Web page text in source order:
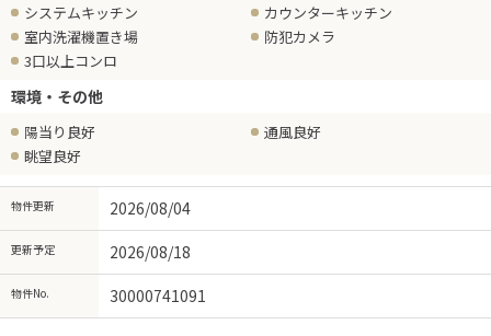
システムキッチン
カウンターキッチン
室内洗濯機置き場
防犯カメラ
3口以上コンロ
環境・その他
陽当り良好
通風良好
眺望良好
物件更新 2026/08/04
更新予定 2026/08/18
物件No. 30000741091